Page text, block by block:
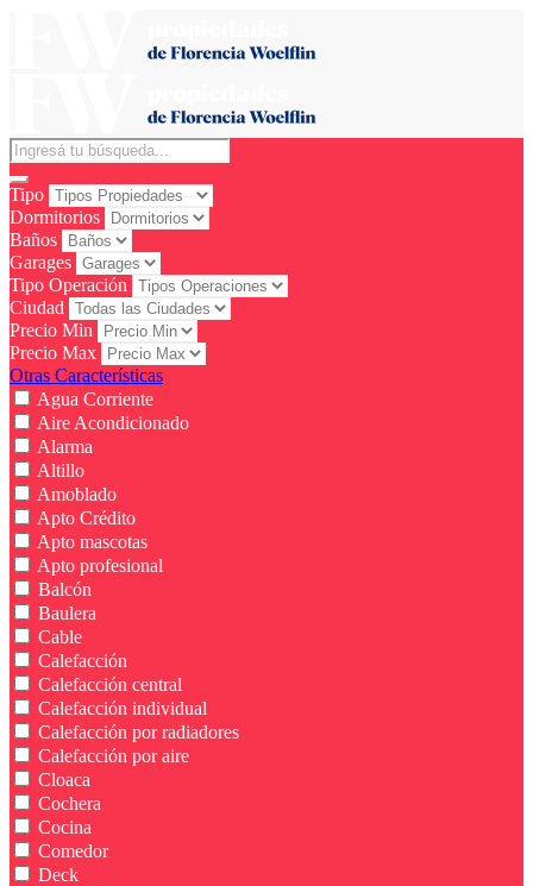
Tipo
Dormitorios
Baños
Garages
Tipo Operación
Ciudad
Precio Min
Precio Max
Otras Características
Agua Corriente
Aire Acondicionado
Alarma
Altillo
Amoblado
Apto Crédito
Apto mascotas
Apto profesional
Balcón
Baulera
Cable
Calefacción
Calefacción central
Calefacción individual
Calefacción por radiadores
Calefacción por aire
Cloaca
Cochera
Cocina
Comedor
Deck